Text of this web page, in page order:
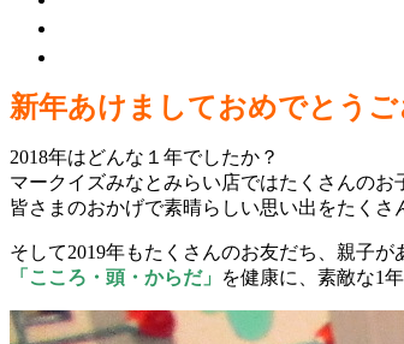
新年あけましておめでとうご
2018年はどんな１年でしたか？
マークイズみなとみらい店ではたくさんのお
皆さまのおかげで素晴らしい思い出をたくさ
そして2019年もたくさんのお友だち、親子が
「こころ・頭・からだ」
を健康に、素敵な1